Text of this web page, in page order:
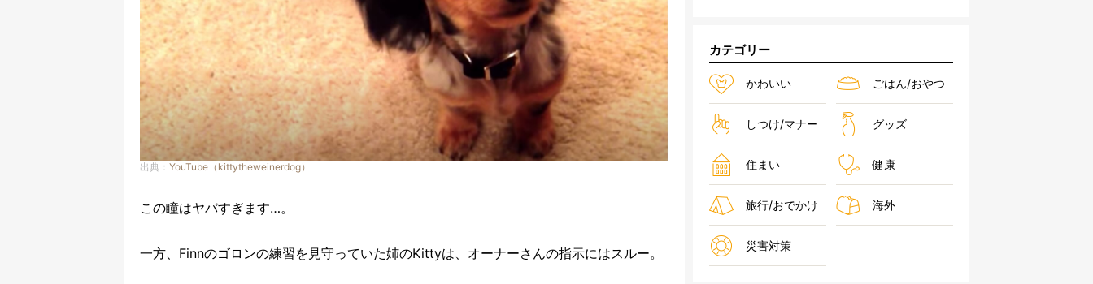
出典： YouTube（kittytheweinerdog）
この瞳はヤバすぎます…。
一方、Finnのゴロンの練習を見守っていた姉のKittyは、オーナーさんの指示にはスルー。
カテゴリー
かわいい ごはん/おやつ
しつけ/マナー グッズ
住まい 健康
旅行/おでかけ 海外
災害対策